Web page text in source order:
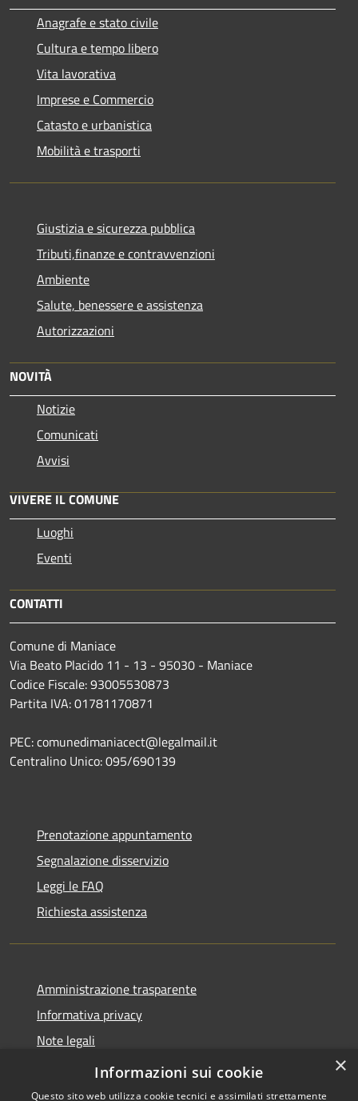
Anagrafe e stato civile
Cultura e tempo libero
Vita lavorativa
Imprese e Commercio
Catasto e urbanistica
Mobilità e trasporti
Giustizia e sicurezza pubblica
Tributi,finanze e contravvenzioni
Ambiente
Salute, benessere e assistenza
Autorizzazioni
NOVITÀ
Notizie
Comunicati
Avvisi
VIVERE IL COMUNE
Luoghi
Eventi
CONTATTI
Comune di Maniace
Via Beato Placido 11 - 13 - 95030 - Maniace
Codice Fiscale: 93005530873
Partita IVA: 01781170871
PEC: comunedimaniacect@legalmail.it
Centralino Unico: 095/690139
Prenotazione appuntamento
Segnalazione disservizio
Leggi le FAQ
Richiesta assistenza
Amministrazione trasparente
Informativa privacy
Note legali
Dichiarazione di accessibilità
×
Informazioni sui cookie
Questo sito web utilizza cookie tecnici e assimilati strettamente